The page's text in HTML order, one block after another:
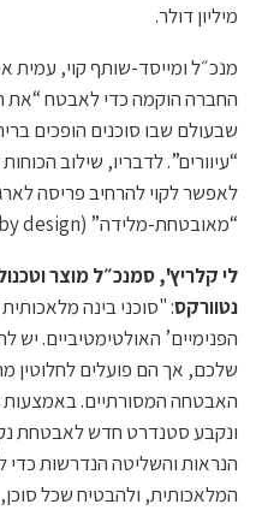
מיליון דולר.
החברה הוקמה כדי לאבטח “את
שבעולם שבו סוכנים הופכים
“עיוורים”. לדבריו, שילוב
לאפשר לקוי להרחיב פריסה
“מאובטחת-מלידה” (secure by design) לתחנת הקצה המודרנית.
לי קלריץ', סמנכ״ל מוצר
נטוורקס: "סוכני בינה
הפנימיים’ האולטימטיביים. יש
שלכם, אך הם פועלים לחלוטין
ונקבע סטנדרט חדש לאבטחת
הנראות והשליטה הנדרשות
המלאכותית, ולהבטיח שכל